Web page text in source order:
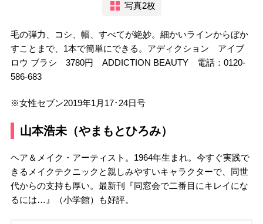
写真2枚
毛の弾力、コシ、幅、すべてが絶妙。細かいラインからぼか
すことまで、1本で簡単にできる。アディクション アイブ
ロウ ブラシ 3780円 ADDICTION BEAUTY 電話：0120-
586-683
※女性セブン2019年1月17･24日号
山本浩未（やまもとひろみ）
ヘア＆メイク・アーティスト。1964年生まれ。今すぐ実践で
きるメイクテクニックと親しみやすいキャラクターで、同世
代からの支持も厚い。最新刊『同窓会で二番目にキレイにな
るには…』（小学館）も好評。